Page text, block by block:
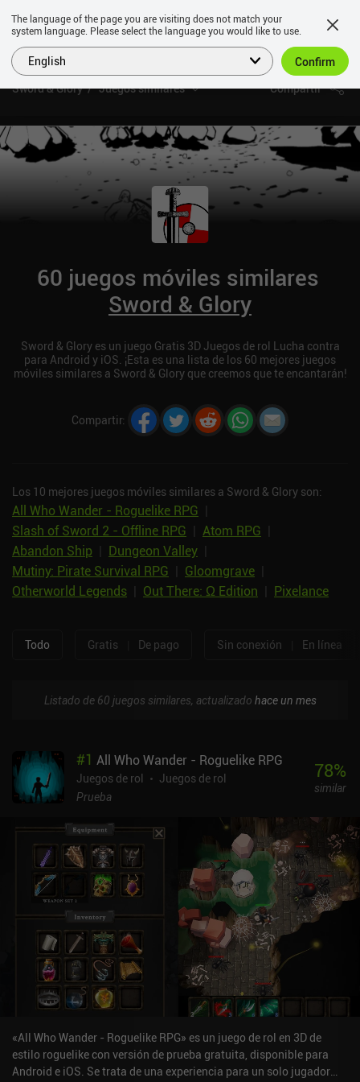
Sword & Glory Juegos similares Compartir
60 juegos móviles similares
Sword & Glory
Sword & Glory es un juego Gratis 3D Juegos de rol Lucha contra
para Android y iOS. ¡Esta es una lista de los 60 mejores juegos
móviles similares a Sword & Glory que creemos que te encantarán!
Compartir:
Los 10 mejores juegos móviles similares a Sword & Glory son:
All Who Wander - Roguelike RPG
Slash of Sword 2 - Offline RPG
Atom RPG
Abandon Ship
Dungeon Valley
Mutiny: Pirate Survival RPG
Gloomgrave
Otherworld Legends
Out There: Ω Edition Pixelance
Todo Gratis De pago Sin conexión En línea
Listado de 60 juegos similares, actualizado hace un mes
#1 All Who Wander - Roguelike RPG
Juegos de rol
Juegos de rol
Prueba
78%
similar
«All Who Wander - Roguelike RPG» es un juego de rol en 3D de
estilo roguelike con versión de prueba gratuita, disponible para
Android e iOS. Se trata de una experiencia para un solo jugador
The language of the page you are visiting does not match your
system language. Please select the language you would like to use.
English Confirm